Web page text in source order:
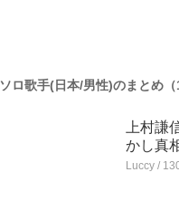
ソロ歌手(日本/男性)のまとめ（
上村謙
かし真
Luccy /